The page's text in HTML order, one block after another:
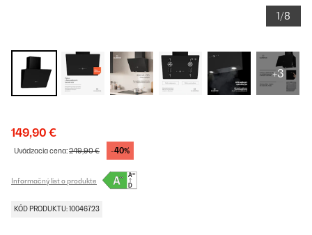
1/8
+3
149,90 €
Uvádzacia cena:249,90 € -40%
Informačný list o produkte
KÓD PRODUKTU: 10046723